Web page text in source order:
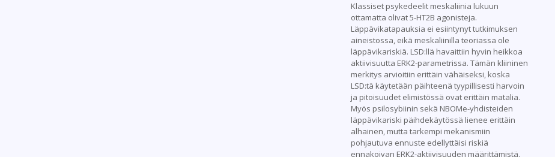
Klassiset psykedeelit meskaliinia lukuun
ottamatta olivat 5-HT2B agonisteja.
Läppävikatapauksia ei esiintynyt tutkimuksen
aineistossa, eikä meskaliinilla teoriassa ole
läppävikariskiä. LSD:llä havaittiin hyvin heikkoa
aktiivisuutta ERK2-parametrissa. Tämän kliininen
merkitys arvioitiin erittäin vähäiseksi, koska
LSD:tä käytetään päihteenä tyypillisesti harvoin
ja pitoisuudet elimistössä ovat erittäin matalia.
Myös psilosybiinin sekä NBOMe-yhdisteiden
läppävikariski päihdekäytössä lienee erittäin
alhainen, mutta tarkempi mekanismiin
pohjautuva ennuste edellyttäisi riskiä
ennakoivan ERK2-aktiivisuuden määrittämistä.